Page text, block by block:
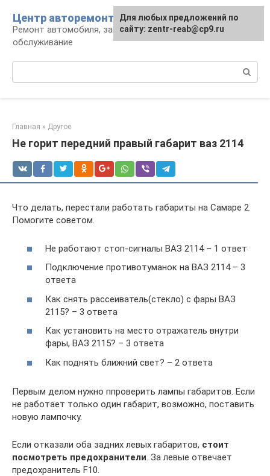
контенту
Центр авторемонта
Ремонт автомобиля, запчасти и
обслуживание
Главная » Другое
Не горит передний правый габарит ваз 2114
Что делать, перестали работать габариты на Самаре 2.
Помогите советом.
Не работают стоп-сигналы ВАЗ 2114 – 1 ответ
Подключение противотуманок на ВАЗ 2114 – 3
ответа
Как снять рассеиватель(стекло) с фары ВАЗ
2115? – 3 ответа
Как установить на место отражатель внутри
фары, ВАЗ 2115? – 3 ответа
Как поднять ближний свет? – 2 ответа
Первым делом нужно ппроверить лампы габаритов. Если
не работает только один габарит, возможно, поставить
новую лампочку.
Если отказали оба задних левых габаритов, стоит
посмотреть предохранители . За левые отвечает
предохранитель F10.
Для любых предложений по
сайту: zentr-reab@cp9.ru